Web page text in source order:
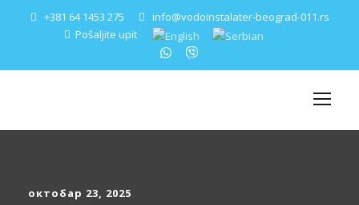
+381 64 1453 275
info@vodoinstalater-beograd-011.rs
Pošaljite upit
октобар 23, 2025